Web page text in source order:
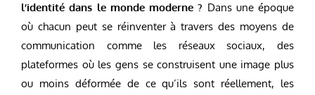
l’identité dans le monde moderne ? Dans une époque
où chacun peut se réinventer à travers des moyens de
communication comme les réseaux sociaux, des
plateformes où les gens se construisent une image plus
ou moins déformée de ce qu’ils sont réellement, les